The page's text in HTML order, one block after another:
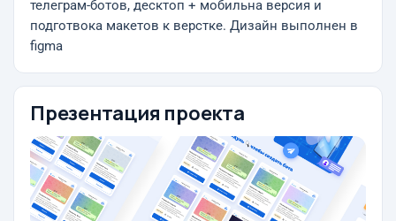
телеграм-ботов, десктоп + мобильна версия и
подготвока макетов к верстке. Дизайн выполнен в
figma
Презентация проекта